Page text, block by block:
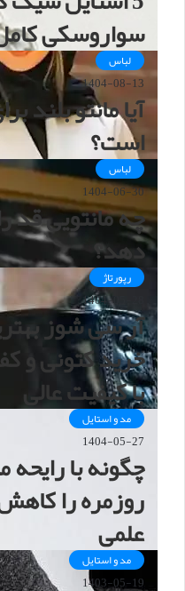
سواروسکی
لباس
1404-08-13
آیا مانتو بلند
است؟
لباس
1404-06-30
چه مانتویی قد
دهد؟
رپورتاژ
1404-05-28
آر سی شوز
خرید کتونی و
با کیفیت عالی
مد و استایل
1404-05-27
چگونه با
علمی
مد و استایل
1403-05-19